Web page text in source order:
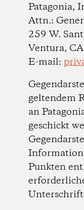
Patagonia,
Attn.:
259 W.
Ventura,
E-mail:
geltendem
an
geschickt
Punkten